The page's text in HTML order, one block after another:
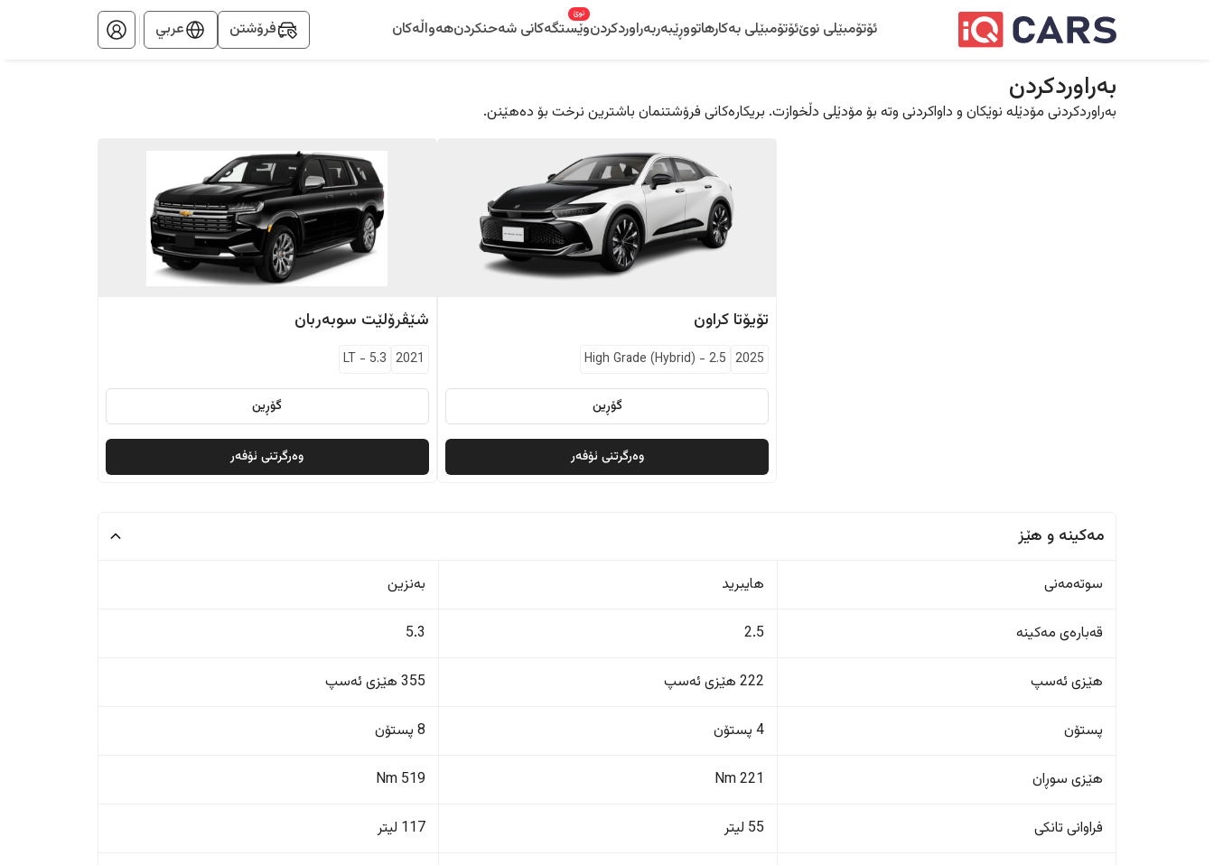
ئۆتۆمبێلی نوێئۆتۆمبێلی بەکارهاتووڕێبەربەراوردکردنوێستگەکانی شەحنکردن
نوێ
هەواڵەکان فرۆشتن عربي
بەراوردکردن
بەراوردکردنی مۆدێلە نوێکان و داواکردنی وتە بۆ مۆدێلی دڵخوازت. بریکارەکانی فرۆشتنمان باشترین نرخت بۆ دەهێنن.
تۆیۆتا کراون
2025
High Grade (Hybrid) - 2.5
گۆڕین
وەرگرتنی ئۆفەر
شێڤرۆلێت سوبەربان
2021
LT- 5.3
گۆڕین
وەرگرتنی ئۆفەر
مەکینە و هێز
سوتەمەنی هایبرید بەنزین
قەبارەی مەکینە 2.5
5.3
هێزی ئەسپ 222 هێزی ئەسپ 355 هێزی ئەسپ
پستۆن 4 پستۆن 8 پستۆن
هێزی سوڕان 221 Nm
519 Nm
فراوانی تانکی 55 لیتر 117 لیتر